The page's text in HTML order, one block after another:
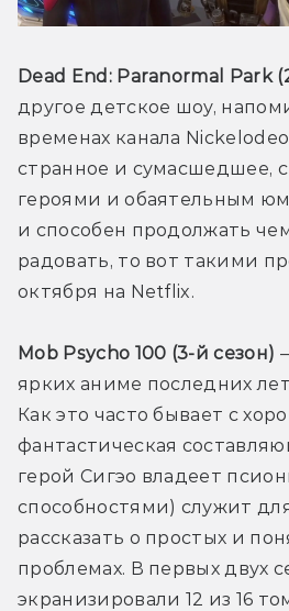
Dead End: Paranormal Park
другое детское шоу,
временах канала
странное и сумасшедшее,
героями и обаятельным
и способен продолжать
радовать, то вот такими
октября на Netflix.
Mob Psycho 100 (3-й сезон)
ярких аниме последних
Как это часто бывает с
фантастическая
герой Сигэо владеет
способностями) служит
рассказать о простых и
проблемах. В первых двух
экранизировали 12 из 16